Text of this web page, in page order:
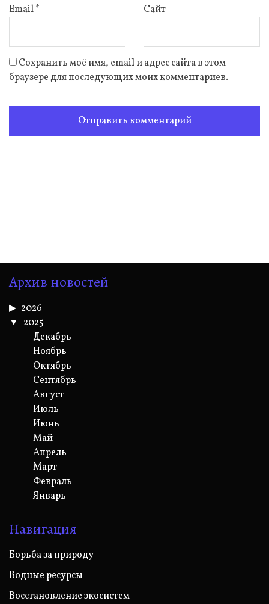
Email* Сайт
Сохранить моё имя, email и адрес сайта в этом
браузере для последующих моих комментариев.
Архив новостей
2026
2025
Декабрь
Ноябрь
Октябрь
Сентябрь
Август
Июль
Июнь
Май
Апрель
Март
Февраль
Январь
Навигация
Борьба за природу
Водные ресурсы
Восстановление экосистем